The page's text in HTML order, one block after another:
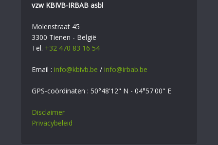
vzw KBIVB-IRBAB asbl
Molenstraat 45
3300 Tienen - België
Tel. +32 470 83 16 54
Email : info@kbivb.be / info@irbab.be
GPS-coördinaten : 50°48'12" N - 04°57'00" E
Disclaimer
Privacybeleid